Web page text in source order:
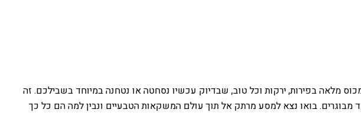
מלאה בפירות, ירקות וכל טוב, שבדיוק עכשיו נסחטה או נטחנה במיוחד בשבילכם. זה
מבוגרים. בואו נצא למסע מרתק אל תוך עולם המשקאות הטבעיים ונבין למה הם כל כך